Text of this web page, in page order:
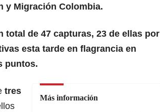
y Migración Colombia.
total de 47 capturas, 23 de ellas por
esta tarde en flagrancia en
puntos.
Más información
tres